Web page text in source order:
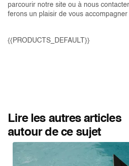
parcourir notre site ou à nous
ferons un plaisir de vous
{{PRODUCTS_DEFAULT}}
Lire les autres articles
autour de ce sujet